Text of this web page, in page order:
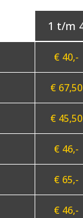
€ 40,-
€ 67,50
€ 45,50
€ 46,-
€ 65,-
€ 46,-